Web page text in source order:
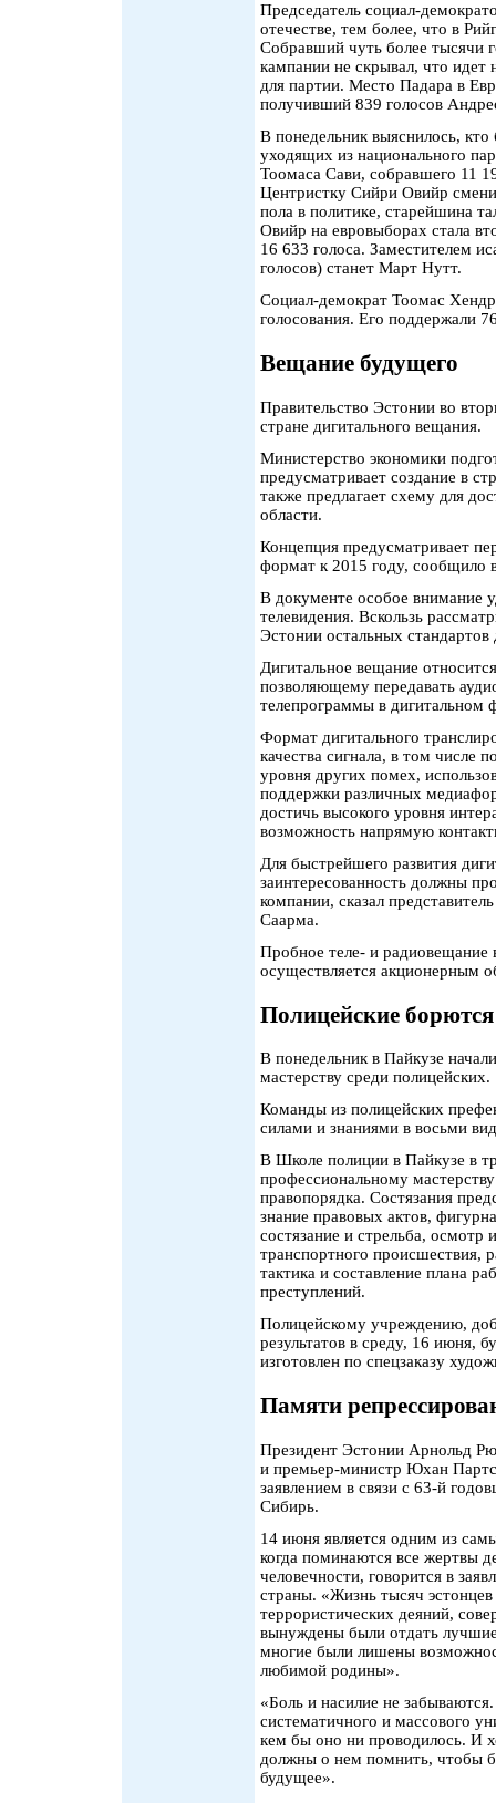
Председатель социал-
отечестве, тем более, что в
Собравший чуть более тысячи
кампании не скрывал, что идет
для партии. Место Падара в
получивший 839 голосов
В понедельник выяснилось, кто
уходящих из национального
Тоомаса Сави, собравшего 11
Центристку Сийри Овийр
пола в политике, старейшина
Овийр на евровыборах стала
16 633 голоса. Заместителем
голосов) станет Март Нутт.
Социал-демократ Тоомас
голосования. Его поддержали
Вещание будущего
Правительство Эстонии во
стране дигитального вещания.
Министерство экономики
предусматривает создание в
также предлагает схему для
области.
Концепция предусматривает
формат к 2015 году, сообщило
В документе особое внимание
телевидения. Вскользь
Эстонии остальных стандартов
Дигитальное вещание
позволяющему передавать
телепрограммы в дигитальном
Формат дигитального
качества сигнала, в том
уровня других помех,
поддержки различных
достичь высокого уровня
возможность напрямую
Для быстрейшего развития
заинтересованность должны
компании, сказал
Саарма.
Пробное теле- и радиовещание
осуществляется акционерным
Полицейские
В понедельник в Пайкузе
мастерству среди полицейских.
Команды из полицейских
силами и знаниями в восьми
В Школе полиции в Пайкузе в
профессиональному
правопорядка. Состязания
знание правовых актов,
состязание и стрельба,
транспортного происшествия,
тактика и составление плана
преступлений.
Полицейскому учреждению,
результатов в среду, 16 июня,
изготовлен по спецзаказу
Памяти
Президент Эстонии Арнольд
и премьер-министр Юхан
заявлением в связи с 63-й
Сибирь.
14 июня является одним из
когда поминаются все жертвы
человечности, говорится в
страны. «Жизнь тысяч эстонцев
террористических деяний,
вынуждены были отдать
многие были лишены
любимой родины».
«Боль и насилие не
систематичного и массового
кем бы оно ни проводилось. И
должны о нем помнить, чтобы
будущее».